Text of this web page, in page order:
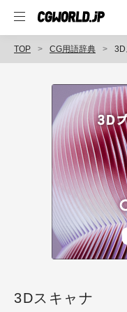
TOP CG用語辞典 3D
3Dスキャナ